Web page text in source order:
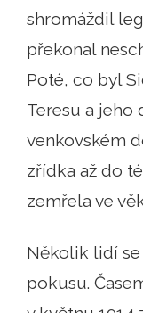
shromáždil
překonal
Poté, co byl
Teresu a jeho
venkovském
zřídka až do
zemřela ve
Několik lidí
pokusu.